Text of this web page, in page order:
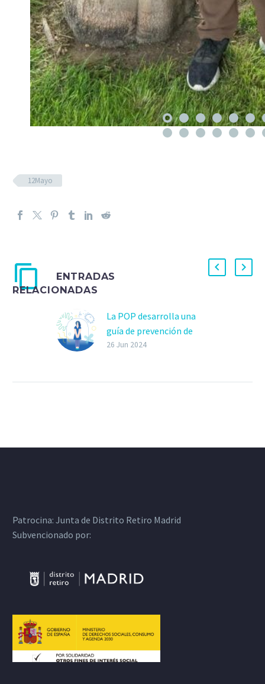
12Mayo
ENTRADAS
RELACIONADAS
La POP desarrolla una
guía de prevención de
infecciones y resistencias
26 Jun 2024
Patrocina: Junta de Distrito Retiro Madrid
Subvencionado por: